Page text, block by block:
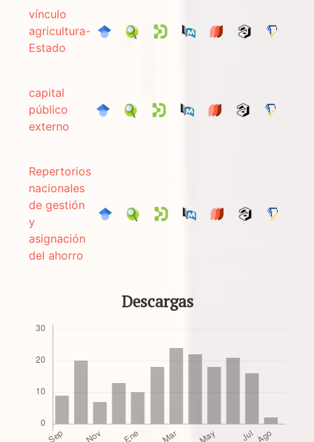
vínculo
agricultura-
Estado
capital
público
externo
Repertorios
nacionales
de gestión
y
asignación
del ahorro
Descargas